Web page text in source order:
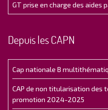
GT prise en charge des aides
Depuis les CAPN
Cap nationale B
CAP de non titularisation des
promotion 2024-2025